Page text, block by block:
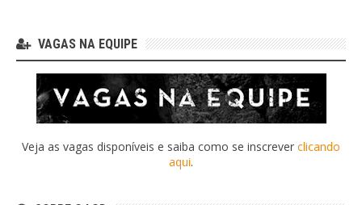
VAGAS NA EQUIPE
Veja as vagas disponíveis e saiba como se inscrever clicando
aqui.